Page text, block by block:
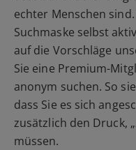
echter Menschen
Suchmaske selbst
auf die Vorschläge
Sie eine Premium-
anonym suchen. So
dass Sie es sich
zusätzlich den Druck,
müssen.